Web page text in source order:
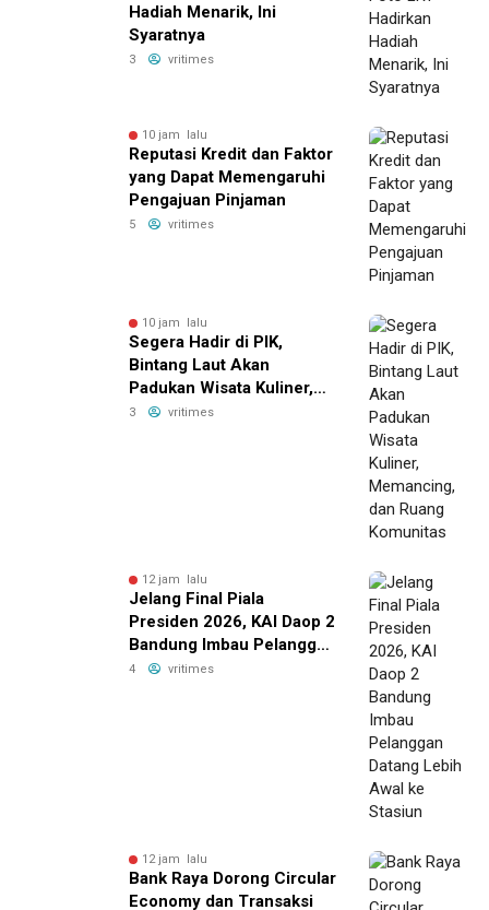
Hadiah Menarik, Ini
Syaratnya
3 vritimes
10 jam lalu
Reputasi Kredit dan Faktor
yang Dapat Memengaruhi
Pengajuan Pinjaman
5 vritimes
10 jam lalu
Segera Hadir di PIK,
Bintang Laut Akan
Padukan Wisata Kuliner,
Memancing, dan Ruang
3 vritimes
12 jam lalu
Jelang Final Piala
Presiden 2026, KAI Daop 2
Bandung Imbau Pelanggan
Datang Lebih Awal ke
4 vritimes
12 jam lalu
Bank Raya Dorong Circular
Economy dan Transaksi